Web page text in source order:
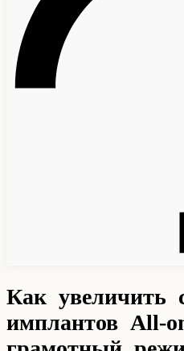
Как увеличить
имплантов All-